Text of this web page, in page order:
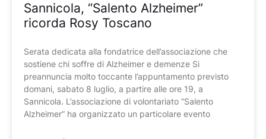
Sannicola, “Salento Alzheimer”
ricorda Rosy Toscano
Serata dedicata alla fondatrice dell’associazione che
sostiene chi soffre di Alzheimer e demenze Si
preannuncia molto toccante l’appuntamento previsto
domani, sabato 8 luglio, a partire alle ore 19, a
Sannicola. L’associazione di volontariato “Salento
Alzheimer” ha organizzato un particolare evento